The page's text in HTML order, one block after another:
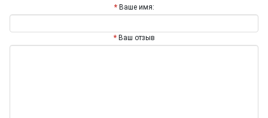
Ваше имя:
Ваш отзыв